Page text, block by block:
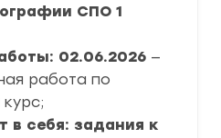
СПО 1
02.06.2026 —
работа по
в себя: задания к